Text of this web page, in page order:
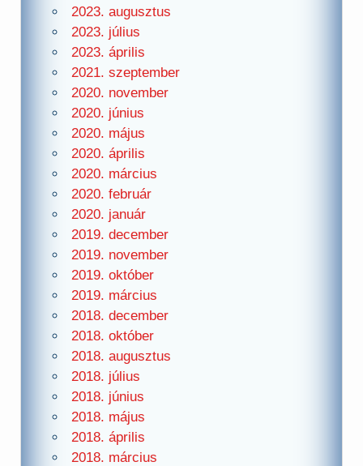
2023. augusztus
2023. július
2023. április
2021. szeptember
2020. november
2020. június
2020. május
2020. április
2020. március
2020. február
2020. január
2019. december
2019. november
2019. október
2019. március
2018. december
2018. október
2018. augusztus
2018. július
2018. június
2018. május
2018. április
2018. március